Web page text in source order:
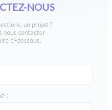
NOUS
un projet ?
nous contacter
ci-dessous.
: